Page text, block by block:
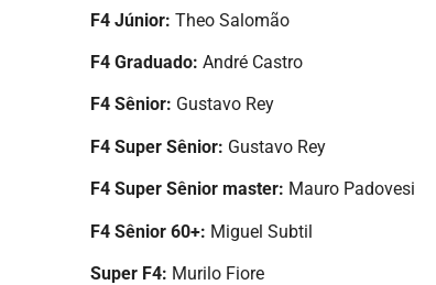
F4 Júnior: Theo Salomão
F4 Graduado: André Castro
F4 Sênior: Gustavo Rey
F4 Super Sênior: Gustavo Rey
F4 Super Sênior master: Mauro Padovesi
F4 Sênior 60+: Miguel Subtil
Super F4: Murilo Fiore